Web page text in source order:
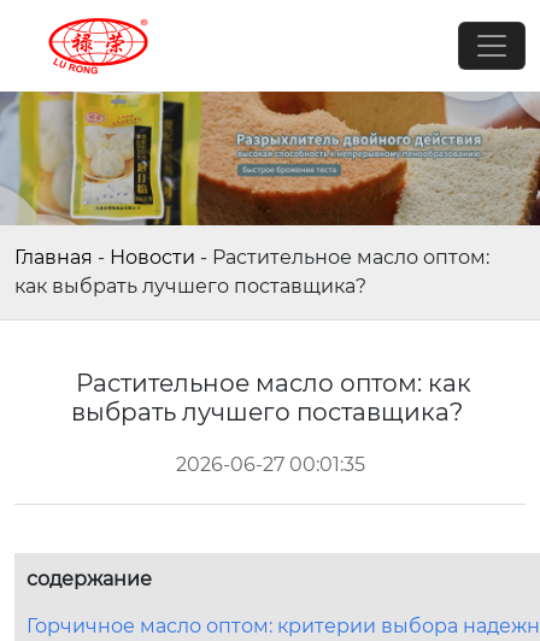
Главная - Новости - Растительное масло оптом:
как выбрать лучшего поставщика?
Растительное масло оптом: как
выбрать лучшего поставщика?
2026-06-27 00:01:35
содержание
Горчичное масло оптом: критерии выбора